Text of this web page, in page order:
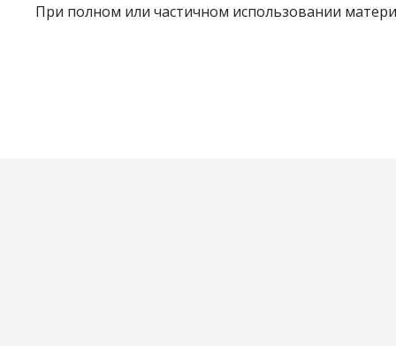
При полном или частичном использовании